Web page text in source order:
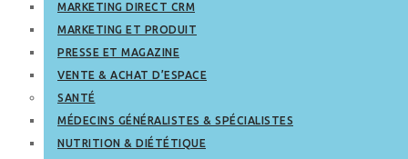
MARKETING DIRECT CRM
MARKETING ET PRODUIT
PRESSE ET MAGAZINE
VENTE & ACHAT D’ESPACE
SANTÉ
MÉDECINS GÉNÉRALISTES & SPÉCIALISTES
NUTRITION & DIÉTÉTIQUE